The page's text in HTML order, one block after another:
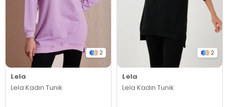
2
Lela
Lela Kadın Tunik
2
Lela
Lela Kadın Tunik